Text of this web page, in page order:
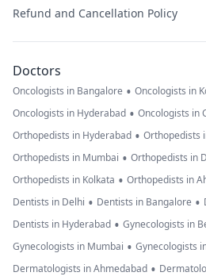
Refund and Cancellation Policy
Doctors
Oncologists in Bangalore • Oncologists in
Oncologists in Hyderabad • Oncologists in
Orthopedists in Hyderabad • Orthopedists
Orthopedists in Mumbai • Orthopedists in
Orthopedists in Kolkata • Orthopedists in
Dentists in Delhi • Dentists in Bangalore •
Dentists in Hyderabad • Gynecologists in
Gynecologists in Mumbai • Gynecologists
Dermatologists in Ahmedabad •